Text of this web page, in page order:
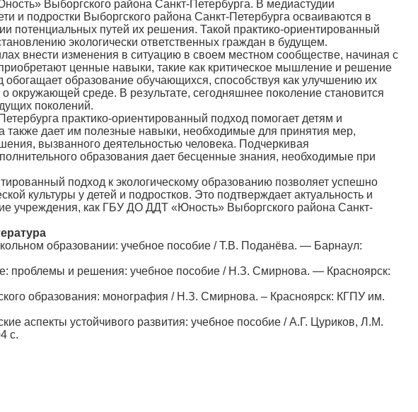
Выборгского района Санкт-Петербурга. В медиастудии
и подростки Выборгского района Санкт-Петербурга осваиваются в
потенциальных путей их решения. Такой практико-ориентированный
экологически ответственных граждан в будущем.
внести изменения в ситуацию в своем местном сообществе, начиная с
ценные навыки, такие как критическое мышление и решение
образование обучающихся, способствуя как улучшению их
среде. В результате, сегодняшнее поколение становится
поколений.
практико-ориентированный подход помогает детям и
также дает им полезные навыки, необходимые для принятия мер,
вызванного деятельностью человека. Подчеркивая
образования дает бесценные знания, необходимые при
подход к экологическому образованию позволяет успешно
культуры у детей и подростков. Это подтверждает актуальность и
учреждения, как ГБУ ДО ДДТ «Юность» Выборгского района Санкт-
образовании: учебное пособие / Т.В. Поданёва. — Барнаул:
и решения: учебное пособие / Н.З. Смирнова. — Красноярск:
образования: монография / Н.З. Смирнова. – Красноярск: КГПУ им.
устойчивого развития: учебное пособие / А.Г. Цуриков, Л.М.
с.